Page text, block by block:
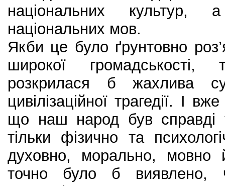
національних
національних мов.
Якби це було ґрунтовно
широкої
розкрилася б жахлива
цивілізаційної трагедії. І
що наш народ був справді
тільки фізично та
духовно, морально, мовно
точно було б виявлено,